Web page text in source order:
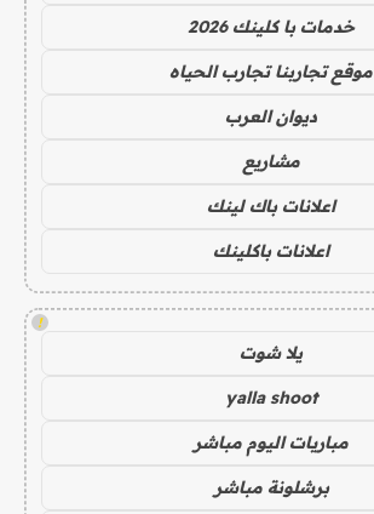
خدمات با كلينك 2026
موقع تجاربنا تجارب الحياه
ديوان العرب
مشاريع
اعلانات باك لينك
اعلانات باكلينك
!
يلا شوت
yalla shoot
مباريات اليوم مباشر
برشلونة مباشر